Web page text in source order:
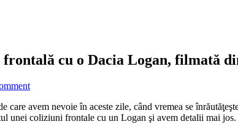
frontală cu o Dacia Logan, filmată
avem nevoie în aceste zile, când vremea se
unei coliziuni frontale cu un Logan şi avem detalii mai jos.